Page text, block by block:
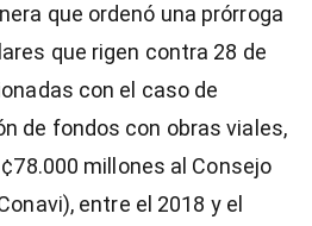
que ordenó una prórroga
que rigen contra 28 de
con el caso de
de fondos con obras viales,
millones al Consejo
entre el 2018 y el